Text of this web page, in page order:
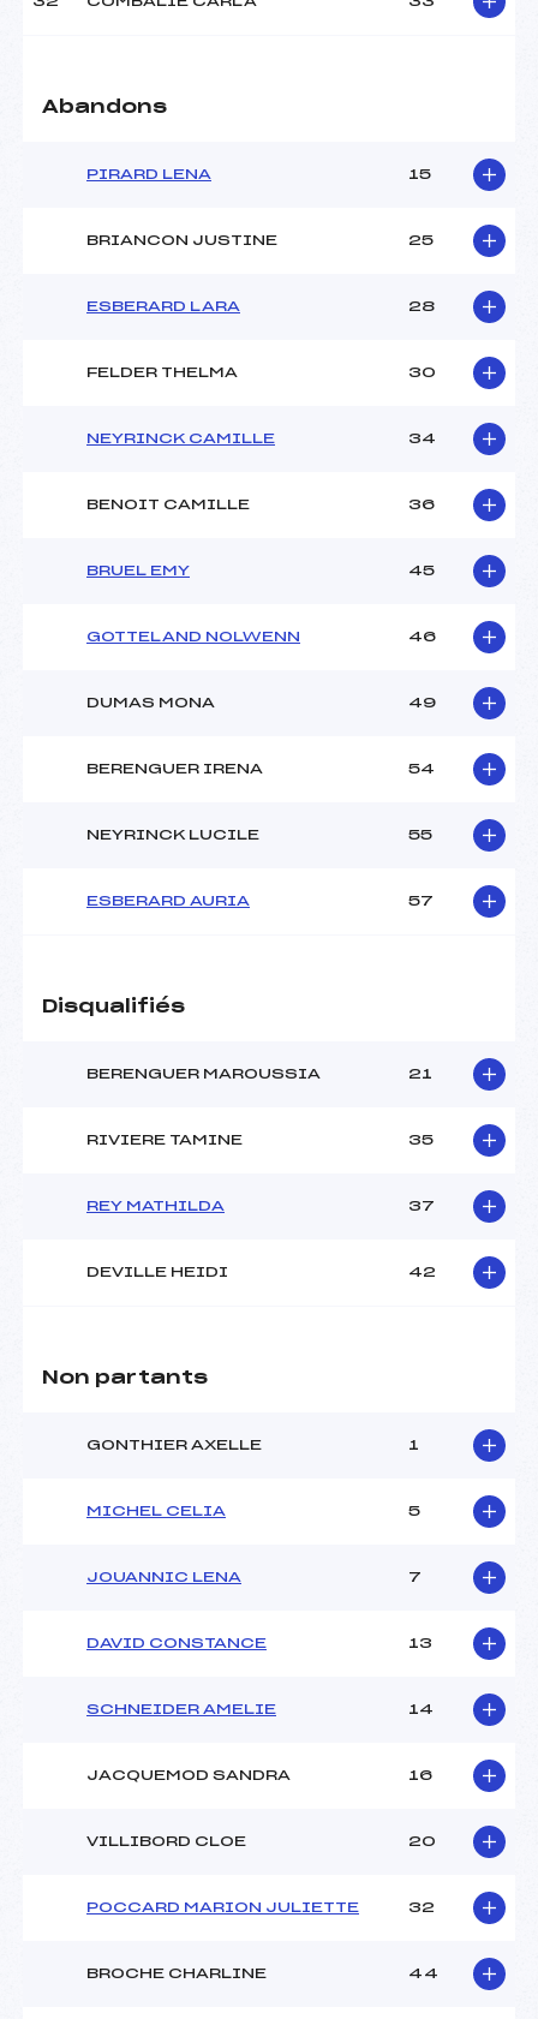
Abandons
PIRARD LENA 15
BRIANCON JUSTINE 25
ESBERARD LARA 28
FELDER THELMA 30
NEYRINCK CAMILLE 34
BENOIT CAMILLE 36
BRUEL EMY 45
GOTTELAND NOLWENN 46
DUMAS MONA 49
BERENGUER IRENA 54
NEYRINCK LUCILE 55
ESBERARD AURIA 57
Disqualifiés
BERENGUER MAROUSSIA 21
RIVIERE TAMINE 35
REY MATHILDA 37
DEVILLE HEIDI 42
Non partants
GONTHIER AXELLE 1
MICHEL CELIA 5
JOUANNIC LENA 7
DAVID CONSTANCE 13
SCHNEIDER AMELIE 14
JACQUEMOD SANDRA 16
VILLIBORD CLOE 20
POCCARD MARION JULIETTE 32
BROCHE CHARLINE 44